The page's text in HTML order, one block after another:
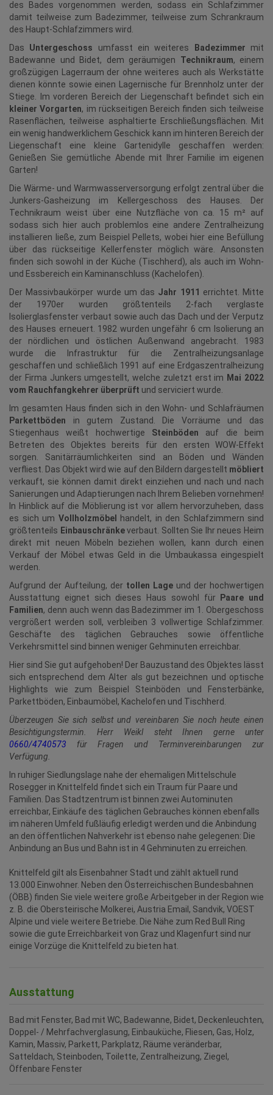
des Bades vorgenommen werden, sodass ein Schlafzimmer
damit teilweise zum Badezimmer, teilweise zum Schrankraum
des Haupt-Schlafzimmers wird.
Das Untergeschoss umfasst ein weiteres Badezimmer mit
Badewanne und Bidet, dem geräumigen Technikraum, einem
großzügigen Lagerraum der ohne weiteres auch als Werkstätte
dienen könnte sowie einen Lagernische für Brennholz unter der
Stiege. Im vorderen Bereich der Liegenschaft befindet sich ein
kleiner Vorgarten, im rückseitigen Bereich finden sich teilweise
Rasenflächen, teilweise asphaltierte Erschließungsflächen. Mit
ein wenig handwerklichem Geschick kann im hinteren Bereich der
Liegenschaft eine kleine Gartenidylle geschaffen werden:
Genießen Sie gemütliche Abende mit Ihrer Familie im eigenen
Garten!
Die Wärme- und Warmwasserversorgung erfolgt zentral über die
Junkers-Gasheizung im Kellergeschoss des Hauses. Der
Technikraum weist über eine Nutzfläche von ca. 15 m² auf
sodass sich hier auch problemlos eine andere Zentralheizung
installieren ließe, zum Beispiel Pellets, wobei hier eine Befüllung
über das rückseitige Kellerfenster möglich wäre. Ansonsten
finden sich sowohl in der Küche (Tischherd), als auch im Wohn-
und Essbereich ein Kaminanschluss (Kachelofen).
Der Massivbaukörper wurde um das Jahr 1911 errichtet. Mitte
der 1970er wurden größtenteils 2-fach verglaste
Isolierglasfenster verbaut sowie auch das Dach und der Verputz
des Hauses erneuert. 1982 wurden ungefähr 6 cm Isolierung an
der nördlichen und östlichen Außenwand angebracht. 1983
wurde die Infrastruktur für die Zentralheizungsanlage
geschaffen und schließlich 1991 auf eine Erdgaszentralheizung
der Firma Junkers umgestellt, welche zuletzt erst im Mai 2022
vom Rauchfangkehrer überprüft und serviciert wurde.
Im gesamten Haus finden sich in den Wohn- und Schlafräumen
Parkettböden in gutem Zustand. Die Vorräume und das
Stiegenhaus weißt hochwertige Steinböden auf die beim
Betreten des Objektes bereits für den ersten WOW-Effekt
sorgen. Sanitärräumlichkeiten sind an Böden und Wänden
verfliest. Das Objekt wird wie auf den Bildern dargestellt möbliert
verkauft, sie können damit direkt einziehen und nach und nach
Sanierungen und Adaptierungen nach Ihrem Belieben vornehmen!
In Hinblick auf die Möblierung ist vor allem hervorzuheben, dass
es sich um Vollholzmöbel
handelt, in den Schlafzimmern sind
größtenteils Einbauschränkeverbaut. Sollten Sie Ihr neues Heim
direkt mit neuen Möbeln beziehen wollen, kann durch einen
Verkauf der Möbel etwas Geld in die Umbaukassa eingespielt
werden.
Aufgrund der Aufteilung, der tollen Lage und der hochwertigen
Ausstattung eignet sich dieses Haus sowohl für
Paare und
Familien, denn auch wenn das Badezimmer im 1. Obergeschoss
vergrößert werden soll, verbleiben 3 vollwertige Schlafzimmer.
Geschäfte des täglichen Gebrauches sowie öffentliche
Verkehrsmittel sind binnen weniger Gehminuten erreichbar.
Hier sind Sie gut aufgehoben! Der Bauzustand des Objektes lässt
sich entsprechend dem Alter als gut bezeichnen und optische
Highlights wie zum Beispiel Steinböden und Fensterbänke,
Parkettböden, Einbaumöbel, Kachelofen und Tischherd.
Überzeugen Sie sich selbst und vereinbaren Sie noch heute einen
Besichtigungstermin. Herr Weikl steht Ihnen gerne unter
0660/4740573 für Fragen und Terminvereinbarungen zur
Verfügung.
In ruhiger Siedlungslage nahe der ehemaligen Mittelschule
Rosegger in Knittelfeld findet sich ein Traum für Paare und
Familien. Das Stadtzentrum ist binnen zwei Autominuten
erreichbar, Einkäufe des täglichen Gebrauches können ebenfalls
im näheren Umfeld fußläufig erledigt werden und die Anbindung
an den öffentlichen Nahverkehr ist ebenso nahe gelegenen: Die
Anbindung an Bus und Bahn ist in 4 Gehminuten zu erreichen.
Knittelfeld gilt als Eisenbahner Stadt und zählt aktuell rund
13.000 Einwohner. Neben den Österreichischen Bundesbahnen
(ÖBB) finden Sie viele weitere große Arbeitgeber in der Region wie
z. B. die Obersteirische Molkerei, Austria Email, Sandvik, VOEST
Alpine und viele weitere Betriebe. Die Nähe zum Red Bull Ring
sowie die gute Erreichbarkeit von Graz und Klagenfurt sind nur
einige Vorzüge die Knittelfeld zu bieten hat.
Ausstattung
Bad mit Fenster Bad mit WC Badewanne Bidet Deckenleuchten
Doppel- / Mehrfachverglasung Einbauküche Fliesen Gas Holz
Kamin Massiv Parkett Parkplatz Räume veränderbar
Satteldach Steinboden Toilette Zentralheizung Ziegel
Öffenbare Fenster